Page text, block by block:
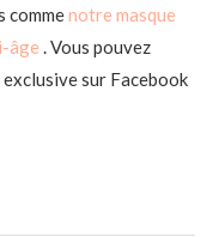
commenotre masque
âge . Vous pouvez
sur Facebook